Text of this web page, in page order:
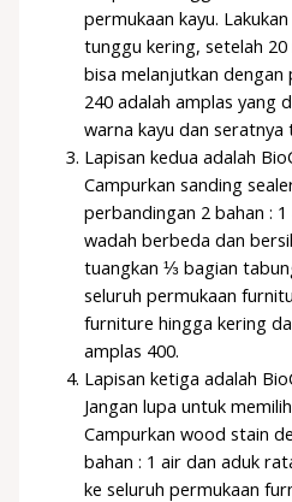
permukaan kayu.
tunggu kering, setelah
bisa melanjutkan dengan
240 adalah amplas yang
warna kayu dan seratnya
Lapisan kedua adalah
Campurkan sanding
perbandingan 2 bahan :
wadah berbeda dan
tuangkan ⅓ bagian
seluruh permukaan
furniture hingga kering
amplas 400.
Lapisan ketiga adalah
Jangan lupa untuk
Campurkan wood stain
bahan : 1 air dan aduk
ke seluruh permukaan